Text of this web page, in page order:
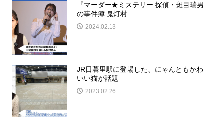
『マーダー★ミステリー 探偵・斑目瑞男
の事件簿 鬼灯村...
2024.02.13
JR日暮里駅に登場した、にゃんともかわ
いい猫が話題
2023.02.26